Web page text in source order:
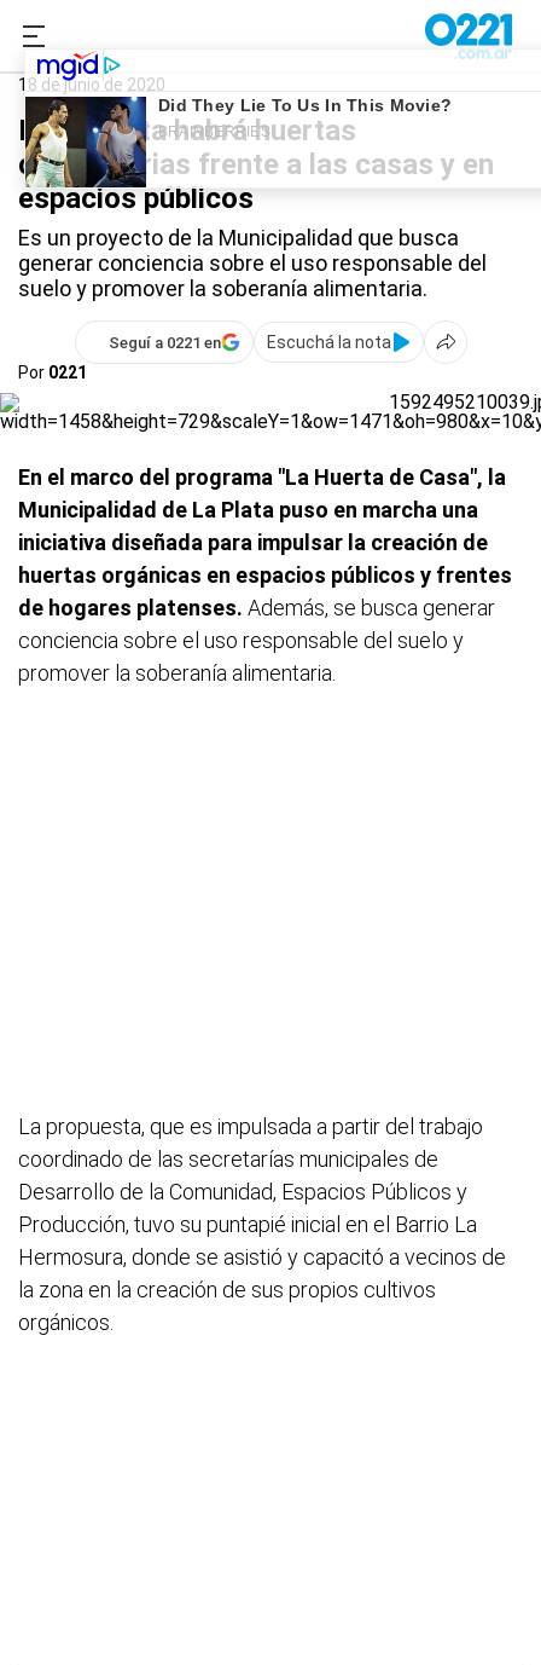
0221.com.ar
18 de junio de 2020
En La Plata habrá huertas
comunitarias frente a las casas y en
espacios públicos
Es un proyecto de la Municipalidad que busca
generar conciencia sobre el uso responsable del
suelo y promover la soberanía alimentaria.
Seguí a 0221 en
Escuchá la nota
Por 0221
En el marco del programa "La Huerta de Casa", la
Municipalidad de La Plata puso en marcha una
iniciativa diseñada para impulsar la creación de
huertas orgánicas en espacios públicos y frentes
de hogares platenses. Además, se busca generar
conciencia sobre el uso responsable del suelo y
promover la soberanía alimentaria.
La propuesta, que es impulsada a partir del trabajo
coordinado de las secretarías municipales de
Desarrollo de la Comunidad, Espacios Públicos y
Producción, tuvo su puntapié inicial en el Barrio La
Hermosura, donde se asistió y capacitó a vecinos de
la zona en la creación de sus propios cultivos
orgánicos.